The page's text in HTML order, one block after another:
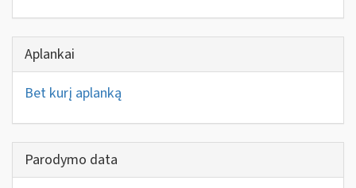
Aplankai
Bet kurį aplanką
Parodymo data